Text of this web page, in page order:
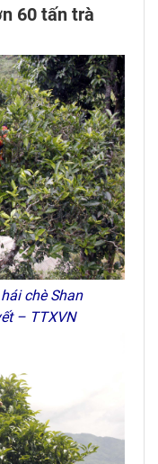
60 tấn trà
háichè Shan
– TTXVN